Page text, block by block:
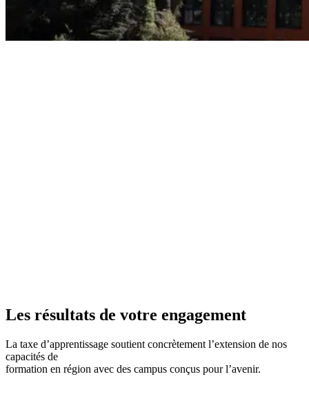
Les résultats de votre engagement
La taxe d’apprentissage soutient concrètement l’extension de nos
capacités de
formation en région avec des campus conçus pour l’avenir.